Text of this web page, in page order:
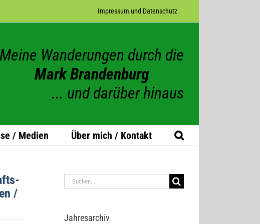
Impres­sum und Datenschutz
Meine Wanderungen durch die
Mark Brandenburg
... und darüber hinaus
/ Medien Über mich / Kontakt
/
Suche
Jah­res­ar­chiv